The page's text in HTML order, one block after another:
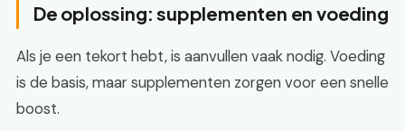
De oplossing: supplementen en voeding
Als je een tekort hebt, is aanvullen vaak nodig. Voeding
is de basis, maar supplementen zorgen voor een snelle
boost.